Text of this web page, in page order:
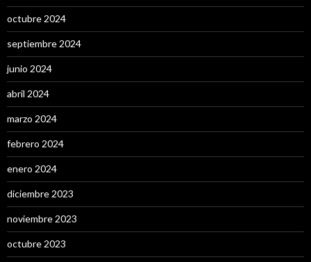
octubre 2024
septiembre 2024
junio 2024
abril 2024
marzo 2024
febrero 2024
enero 2024
diciembre 2023
noviembre 2023
octubre 2023